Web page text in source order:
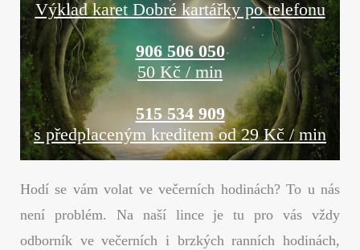
Výklad karet Dobré kartářky po telefonu
906 506 050
50 Kč / min
515 534 909
s předplaceným kreditem od 29 Kč / min
Hodí se vám volat ve večerních hodinách? To u nás
není problém. Na naší lince je tu pro vás vždy
odborník ve večerních i brzkých ranních hodinách,